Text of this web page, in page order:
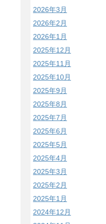
2026年3月
2026年2月
2026年1月
2025年12月
2025年11月
2025年10月
2025年9月
2025年8月
2025年7月
2025年6月
2025年5月
2025年4月
2025年3月
2025年2月
2025年1月
2024年12月